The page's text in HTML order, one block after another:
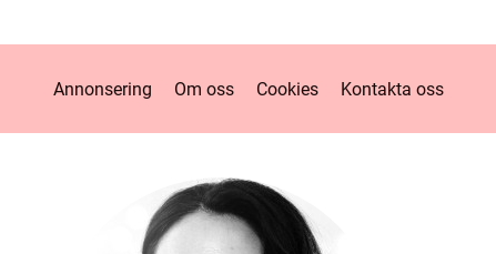
Annonsering Om oss Cookies Kontakta oss